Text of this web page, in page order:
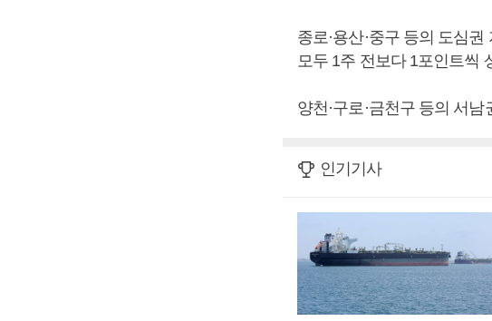
종로·용산·중구 등의 도심
모두 1주 전보다 1포인트씩
양천·구로·금천구 등의 서
인기기사